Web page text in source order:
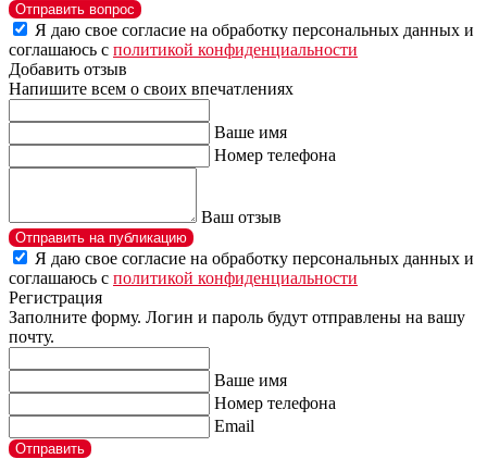
Отправить вопрос
Я даю свое согласие на обработку персональных данных и
соглашаюсь с политикой конфиденциальности
Добавить отзыв
Напишите всем о своих впечатлениях
Ваше имя
Номер телефона
Ваш отзыв
Отправить на публикацию
Я даю свое согласие на обработку персональных данных и
соглашаюсь с политикой конфиденциальности
Регистрация
Заполните форму. Логин и пароль будут отправлены на вашу
почту.
Ваше имя
Номер телефона
Email
Отправить